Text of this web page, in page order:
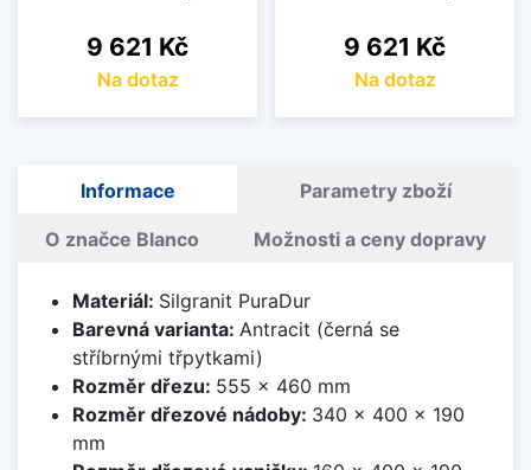
Cena
9 621 Kč
Na dotaz
Cena
9 621 Kč
Na dotaz
Informace Parametry zboží
O značce Blanco Možnosti a ceny dopravy
Materiál: Silgranit PuraDur
Barevná varianta: Antracit (černá se
stříbrnými třpytkami)
Rozměr dřezu: 555 x 460 mm
Rozměr dřezové nádoby: 340 x 400 x 190
mm